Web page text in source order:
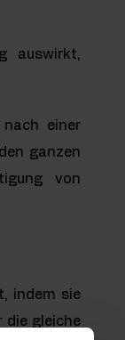
auswirkt,
einer
ganzen
von
indem sie
die gleiche